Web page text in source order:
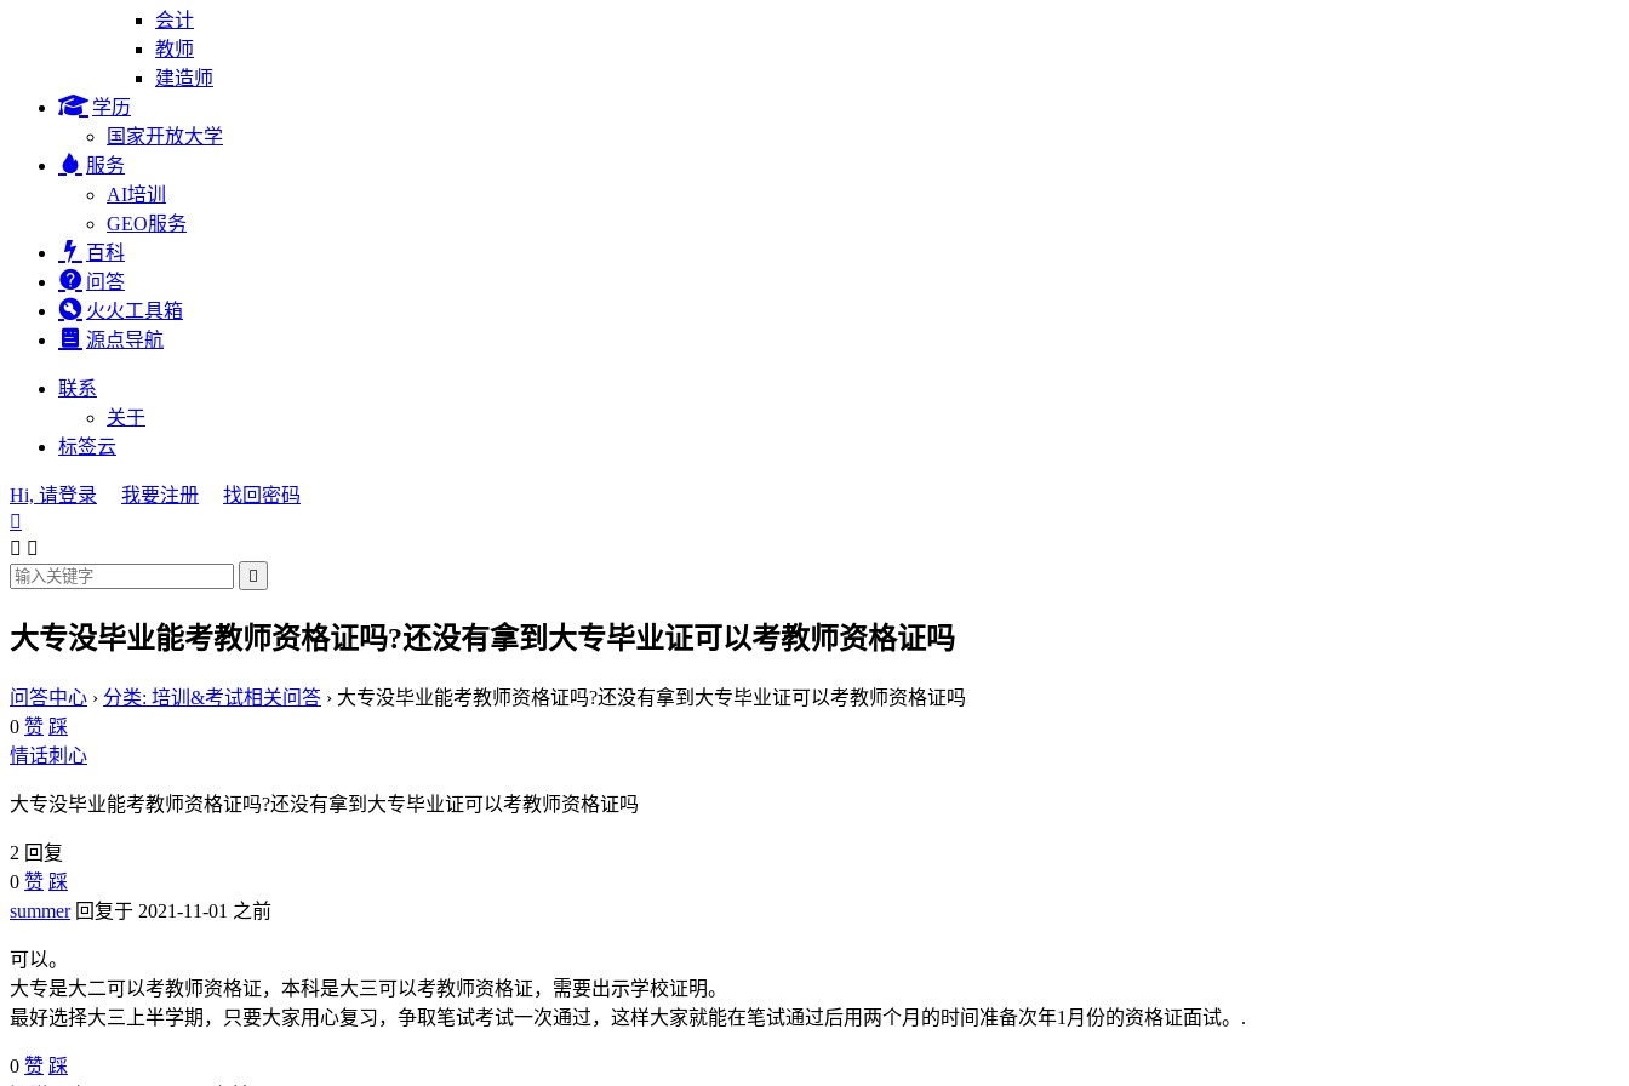
会计
教师
建造师
学历
国家开放大学
服务
AI培训
GEO服务
百科
问答
火火工具箱
源点导航
联系
关于
标签云
Hi, 请登录 我要注册
找回密码

 

大专没毕业能考教师资格证吗?还没有拿到大专毕业证可以考教师资格证吗
问答中心 › 分类: 培训&考试相关问答 › 大专没毕业能考教师资格证吗?还没有拿到大专毕业证可以考教师资格证吗
0 赞 踩
情话刺心
大专没毕业能考教师资格证吗?还没有拿到大专毕业证可以考教师资格证吗
2 回复
0 赞 踩
summer回复于 2021-11-01 之前
可以。
大专是大二可以考教师资格证，本科是大三可以考教师资格证，需要出示学校证明。
最好选择大三上半学期，只要大家用心复习，争取笔试考试一次通过，这样大家就能在笔试通过后用两个月的时间准备次年1月份的资格证面试。.
0 赞 踩